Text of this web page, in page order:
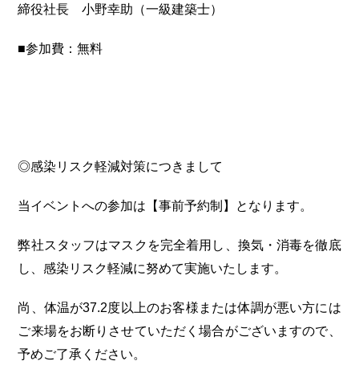
締役社長 小野幸助（一級建築士）
■参加費：無料
◎感染リスク軽減対策につきまして
当イベントへの参加は【事前予約制】となります。
弊社スタッフはマスクを完全着用し、換気・消毒を徹底
し、感染リスク軽減に努めて実施いたします。
尚、体温が37.2度以上のお客様または体調が悪い方には
ご来場をお断りさせていただく場合がございますので、
予めご了承ください。